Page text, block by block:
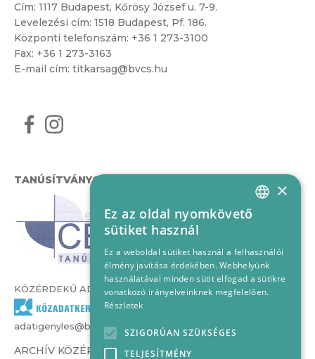
Cím: 1117 Budapest, Kőrösy József u. 7-9.
Levelezési cím: 1518 Budapest, Pf. 186.
Központi telefonszám: +36 1 273-3100
Fax: +36 1 273-3163
E-mail cím: titkarsag@bvcs.hu
TANÚSÍTVÁNYOK
KÖZÉRDEKŰ ADATOK
adatigenyles@bvcs.hu
ARCHÍV KÖZÉRDEKŰ ADATOK –
HUNGARIAN
×
Ez az oldal nyomkövető
sütiket használ
Ez a weboldal sütiket használ a felhasználói
élmény javítása érdekében. Webhelyünk
használatával minden sütit elfogad a sütikre
vonatkozó irányelveinknek megfelelően.
Részletek
SZIGORÚAN SZÜKSÉGES
TELJESÍTMÉNY